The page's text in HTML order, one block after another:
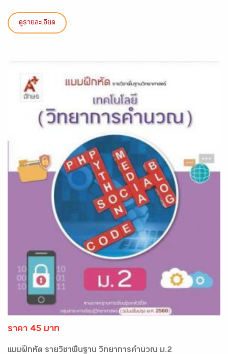
ดูรายละเอียด
ราคา 45 บาท
แบบฝึกหัด รายวิชาพื้นฐาน วิทยาการคำนวณ ม.2